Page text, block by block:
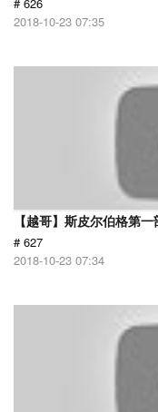
2018-10-23 07:35
【越哥】斯皮尔伯格第
# 627
2018-10-23 07:34